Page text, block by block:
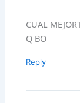
CUAL
Q BO
Reply